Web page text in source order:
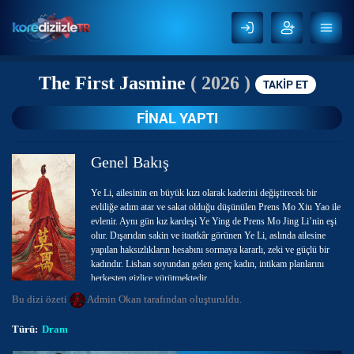
The First Jasmine ( 2026 ) TAKİP ET
FİNAL YAPTI
Genel Bakış
Ye Li, ailesinin en büyük kızı olarak kaderini değiştirecek bir
evliliğe adım atar ve sakat olduğu düşünülen Prens Mo Xiu Yao ile
evlenir. Aynı gün kız kardeşi Ye Ying de Prens Mo Jing Li’nin eşi
olur. Dışarıdan sakin ve itaatkâr görünen Ye Li, aslında ailesine
yapılan haksızlıkların hesabını sormaya kararlı, zeki ve güçlü bir
kadındır. Lishan soyundan gelen genç kadın, intikam planlarını
herkesten gizlice yürütmektedir.
Mo Xiu Yao da kendi sırlarını saklayan biridir. Geçmişte yaşadığı
gerçek niyetlerini ve yaşadıkları acıları anlamaya başlar. Ortak
Bu dizi özeti Admin Okan tarafından oluşturuldu.
Türü: Dram